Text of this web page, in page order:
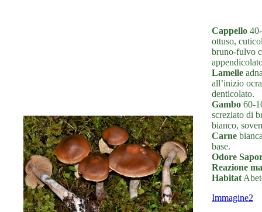
Cappello
ottuso,
bruno-fulvo
Lamelle
all’inizio
denticolato.
Gambo 60-
screziato di
bianco,
Carne
base.
Odore
Reazione
Habitat
Immagine2